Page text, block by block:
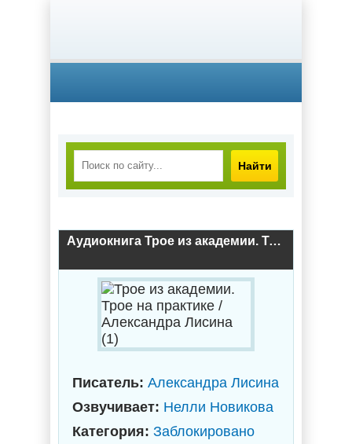
Найти
Аудиокнига Трое из академии. Трое на практике / Александра Лисина (1)
Писатель: Александра Лисина
Озвучивает: Нелли Новикова
Категория: Заблокировано